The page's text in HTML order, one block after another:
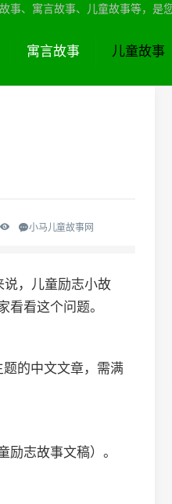
、寓言故事、儿童故事等，是
寓言故事 儿童故事
小马儿童故事网
说，儿童励志小故
看这个问题。
题的中文文章，需满
励志故事文稿）。